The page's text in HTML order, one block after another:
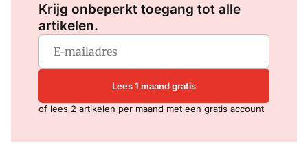
Krijg onbeperkt toegang tot alle
artikelen.
Lees 1 maand gratis
of lees 2 artikelen per maand met een gratis account